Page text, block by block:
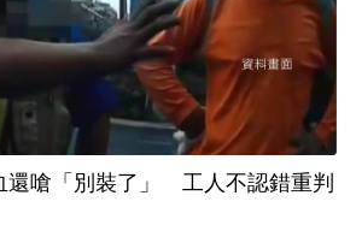
還嗆「別裝了」 工人不認錯重判